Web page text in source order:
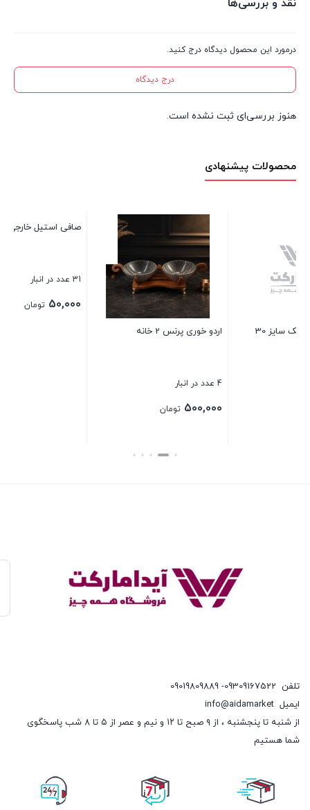
نقد و بررسی‌ها
درمورد این محصول دیدگاه درج کنید.
درج دیدگاه
هنوز بررسی‌ای ثبت نشده است.
محصولات پیشنهادی
صافی استیل خارجی سایز 6
50,000 تومان
قابلمه پیرکس گلدار 2.5 لیتری
12 عدد در انبار
1,700,000 تومان
تلفن 09309167522- 09019809889
ایمیل info@aidamarket
از شنبه تا پنجشنبه ، از ۹ صبح تا ۱۲ و نیم و عصر از ۵ تا ۸ شب پاسخگوی
شما هستیم